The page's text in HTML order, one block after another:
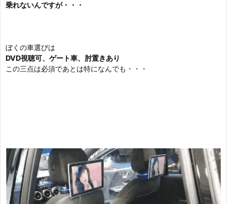
乗れないんですが・・・
ぼくの車選びは
DVD視聴可、ゲート車、肘置きあり
この三点は必須であとは特になんでも・・・